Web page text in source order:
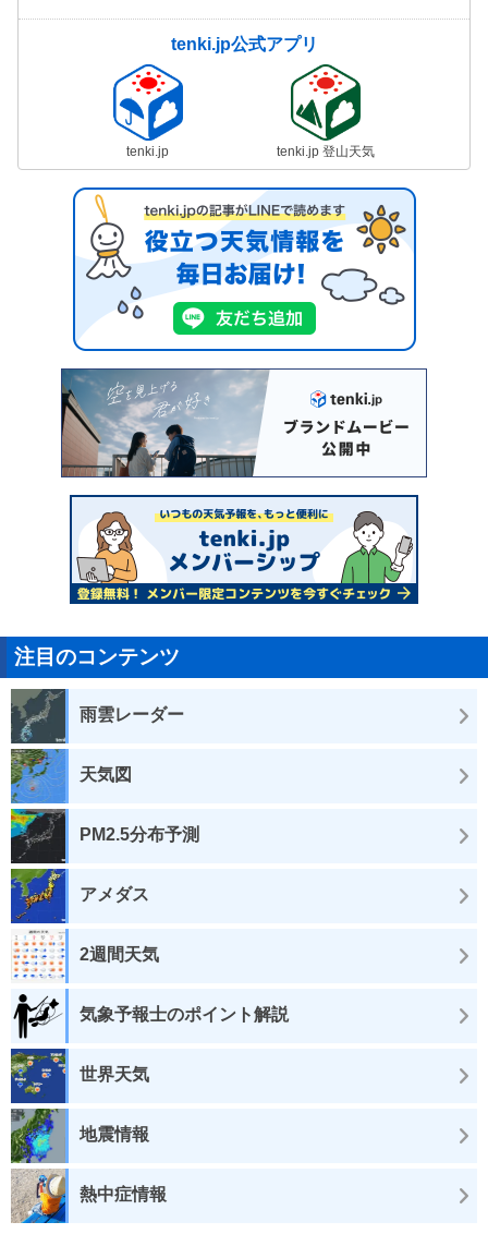
tenki.jp公式アプリ
tenki.jp tenki.jp 登山天気
注目のコンテンツ
雨雲レーダー
天気図
PM2.5分布予測
アメダス
2週間天気
気象予報士のポイント解説
世界天気
地震情報
熱中症情報